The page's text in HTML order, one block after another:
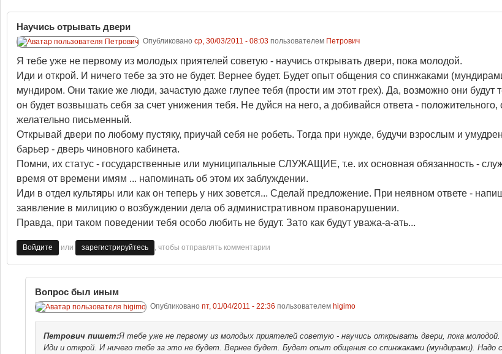
Научись отрывать двери
Опубликовано ср, 30/03/2011 - 08:03пользователем Петрович
Я тебе уже не первому из молодых приятелей советую - научись открывать двери, пока молодой.
Иди и открой. И ничего тебе за это не будет. Вернее будет. Будет опыт общения со спинжаками
мундиром. Они такие же люди, зачастую даже глупее тебя (прости им этот грех). Да, возможно они
он будет возвышать себя за счет унижения тебя. Не дуйся на него, а добивайся ответа -
желательно письменный.
Открывай двери по любому пустяку, приучай себя не робеть. Тогда при нужде, будучи взрослым и
барьер - дверь чиновного кабинета.
Помни, их статус - государственные или муниципальные СЛУЖАЩИЕ, т.е. их основная обязанность -
время от времени имям ... напоминать об этом их заблуждении.
Иди в отдел культяры или как он теперь у них зовется... Сделай предложение. При неявном ответе -
заявление в милицию о возбуждении дела об административном правонарушении.
Правда, при таком поведении тебя особо любить не будут. Зато как будут уважа-а-ать...
Войдите или зарегистрируйтесь , чтобы отправлять комментарии
Вопрос был иным
Опубликовано пт, 01/04/2011 - 22:36 пользователем higimo
Петрович пишет:Я тебе уже не первому из молодых приятелей советую - научись открывать двери, пока молодой.
Иди и открой. И ничего тебе за это не будет. Вернее будет. Будет опыт общения со спинжаками (мундирами).